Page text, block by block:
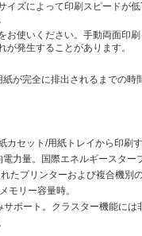
イズによって印刷スピードが
お使いください。手動両面印
発生することがあります。
が完全に排出されるまでの時
カセット/用紙トレイから印刷
力量。国際エネルギースタ
たプリンターおよび複合機別
モリー容量時。
ポート。クラスター機能には